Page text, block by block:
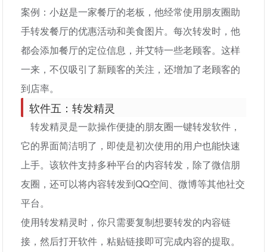
案例：小赵是一家餐厅的老板，他经常使用朋友圈助
手转发餐厅的优惠活动和美食图片。每次转发时，他
都会添加餐厅的定位信息，并艾特一些老顾客。这样
一来，不仅吸引了新顾客的关注，还增加了老顾客的
到店率。
软件五：转发精灵
转发精灵是一款操作便捷的朋友圈一键转发软件，
它的界面简洁明了，即使是初次使用的用户也能快速
上手。该软件支持多种平台的内容转发，除了微信朋
友圈，还可以将内容转发到QQ空间、微博等其他社交
平台。
使用转发精灵时，你只需要复制想要转发的内容链
接，然后打开软件，粘贴链接即可完成内容的提取。